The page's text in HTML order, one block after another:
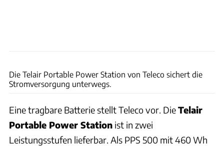
Die Telair Portable Power Station von Teleco sichert die
Stromversorgung unterwegs.
Eine tragbare Batterie stellt Teleco vor. DieTelair
Portable Power Station ist in zwei
Leistungsstufen lieferbar. Als PPS 500 mit 460 Wh